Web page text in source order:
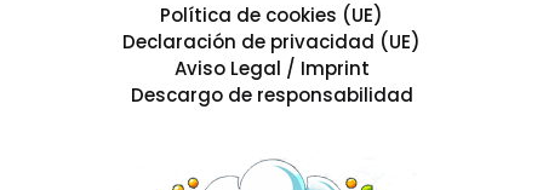
Política de cookies (UE)
Declaración de privacidad (UE)
Aviso Legal / Imprint
Descargo de responsabilidad